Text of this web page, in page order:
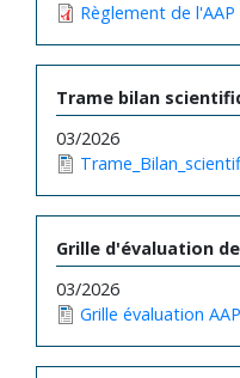
Règlement de
Trame bilan
03/2026
Grille d'évaluation
03/2026
Grille évaluation